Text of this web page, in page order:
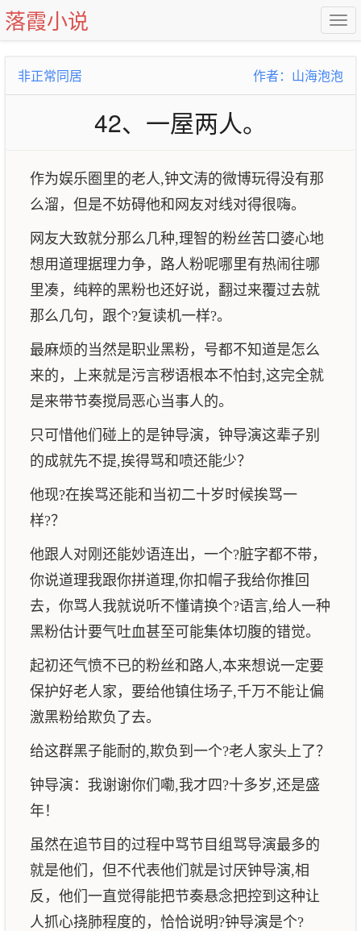
落霞小说
非正常同居 作者：山海泡泡
42、一屋两人。
作为娱乐圈里的老人,钟文涛的微博玩得没有那
么溜，但是不妨碍他和网友对线对得很嗨。
网友大致就分那么几种,理智的粉丝苦口婆心地
想用道理据理力争，路人粉呢哪里有热闹往哪
里凑，纯粹的黑粉也还好说，翻过来覆过去就
那么几句，跟个?复读机一样?。
最麻烦的当然是职业黑粉，号都不知道是怎么
来的，上来就是污言秽语根本不怕封,这完全就
是来带节奏搅局恶心当事人的。
只可惜他们碰上的是钟导演，钟导演这辈子别
的成就先不提,挨得骂和喷还能少？
他现?在挨骂还能和当初二十岁时候挨骂一
样?？
他跟人对刚还能妙语连出，一个?脏字都不带，
你说道理我跟你拼道理,你扣帽子我给你推回
去，你骂人我就说听不懂请换个?语言,给人一种
黑粉估计要气吐血甚至可能集体切腹的错觉。
起初还气愤不已的粉丝和路人,本来想说一定要
保护好老人家，要给他镇住场子,千万不能让偏
激黑粉给欺负了去。
给这群黑子能耐的,欺负到一个?老人家头上了？
钟导演：我谢谢你们嘞,我才四?十多岁,还是盛
年！
虽然在追节目的过程中骂节目组骂导演最多的
就是他们，但不代表他们就是讨厌钟导演,相
反，他们一直觉得能把节奏悬念把控到这种让
人抓心挠肺程度的，恰恰说明?钟导演是个?